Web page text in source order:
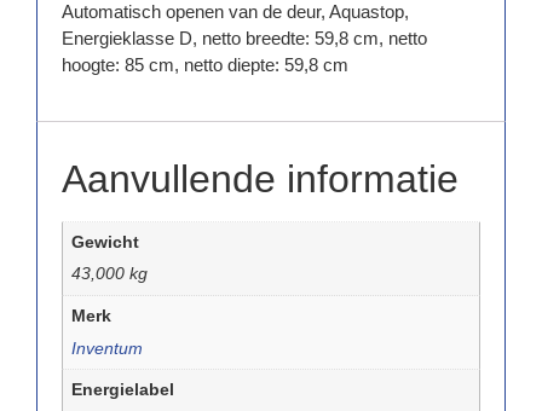
Automatisch openen van de deur, Aquastop,
Energieklasse D, netto breedte: 59,8 cm, netto
hoogte: 85 cm, netto diepte: 59,8 cm
Aanvullende informatie
Gewicht
43,000 kg
Merk
Inventum
Energielabel